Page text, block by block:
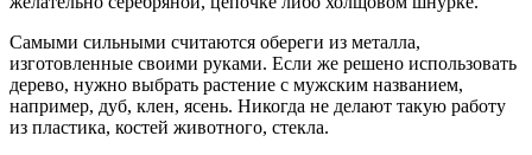
Самыми сильными считаются обереги из металла,
изготовленные своими руками. Если же решено использовать
дерево, нужно выбрать растение с мужским названием,
например, дуб, клен, ясень. Никогда не делают такую работу
из пластика, костей животного, стекла.